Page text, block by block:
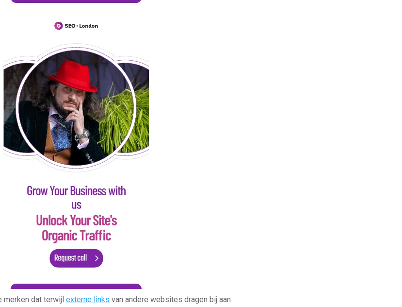
merken dat terwijl externe links van andere websites dragen bij aan